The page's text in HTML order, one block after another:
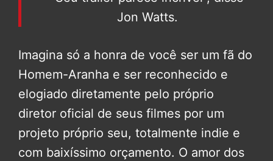
Jon Watts.
Imagina só a honra de você ser um fã do
Homem-Aranha e ser reconhecido e
elogiado diretamente pelo próprio
diretor oficial de seus filmes por um
projeto próprio seu, totalmente indie e
com baixíssimo orçamento. O amor dos